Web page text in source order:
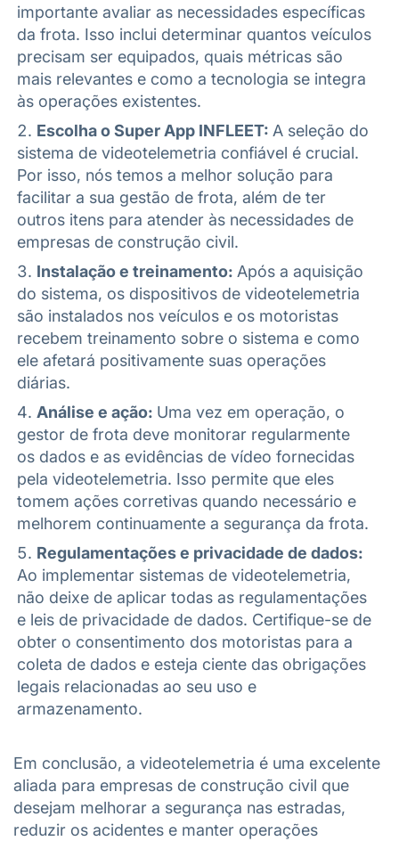
importante avaliar as necessidades específicas
da frota. Isso inclui determinar quantos veículos
precisam ser equipados, quais métricas são
mais relevantes e como a tecnologia se integra
às operações existentes.
Escolha o Super App INFLEET: A seleção do
sistema de videotelemetria confiável é crucial.
Por isso, nós temos a melhor solução para
facilitar a sua gestão de frota, além de ter
outros itens para atender às necessidades de
empresas de construção civil.
Instalação e treinamento: Após a aquisição
do sistema, os dispositivos de videotelemetria
são instalados nos veículos e os motoristas
recebem treinamento sobre o sistema e como
ele afetará positivamente suas operações
diárias.
Análise e ação: Uma vez em operação, o
gestor de frota deve monitorar regularmente
os dados e as evidências de vídeo fornecidas
pela videotelemetria. Isso permite que eles
tomem ações corretivas quando necessário e
melhorem continuamente a segurança da frota.
Regulamentações e privacidade de dados:
Ao implementar sistemas de videotelemetria,
não deixe de aplicar todas as regulamentações
e leis de privacidade de dados. Certifique-se de
obter o consentimento dos motoristas para a
coleta de dados e esteja ciente das obrigações
legais relacionadas ao seu uso e
armazenamento.
Em conclusão, a videotelemetria é uma excelente
aliada para empresas de construção civil que
desejam melhorar a segurança nas estradas,
reduzir os acidentes e manter operações